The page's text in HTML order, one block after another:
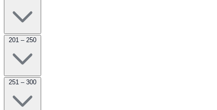
201 – 250
251 – 300